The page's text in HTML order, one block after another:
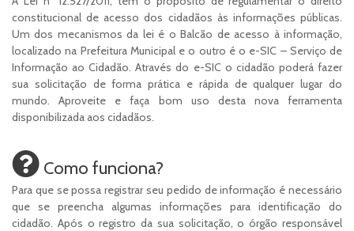
constitucional de acesso dos cidadãos às informações públicas.
Um dos mecanismos da lei é o Balcão de acesso à informação,
localizado na Prefeitura Municipal e o outro é o e-SIC – Serviço de
Informação ao Cidadão. Através do e-SIC o cidadão poderá fazer
sua solicitação de forma prática e rápida de qualquer lugar do
mundo. Aproveite e faça bom uso desta nova ferramenta
disponibilizada aos cidadãos.
Como funciona?
Para que se possa registrar seu pedido de informação é necessário
que se preencha algumas informações para identificação do
cidadão. Após o registro da sua solicitação, o órgão responsável